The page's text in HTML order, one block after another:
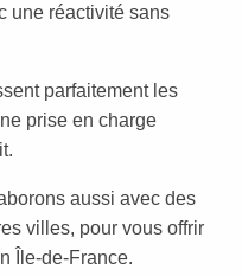
une réactivité sans
parfaitement les
prise en charge
aussi avec des
villes, pour vous offrir
Île-de-France.